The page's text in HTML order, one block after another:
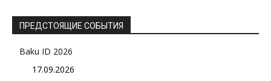
ПРЕДСТОЯЩИЕ СОБЫТИЯ
Baku ID 2026
17.09.2026